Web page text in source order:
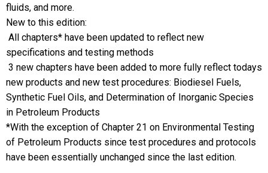
fluids, and more.
New to this edition:
 All chapters* have been updated to reflect new
specifications and testing methods
 3 new chapters have been added to more fully reflect todays
new products and new test procedures: Biodiesel Fuels,
Synthetic Fuel Oils, and Determination of Inorganic Species
in Petroleum Products
*With the exception of Chapter 21 on Environmental Testing
of Petroleum Products since test procedures and protocols
have been essentially unchanged since the last edition.